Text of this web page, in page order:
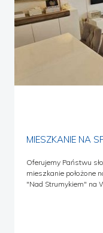
programu dla biur
MIESZKANIE NA
Oferujemy Państwu
mieszkanie położone
"Nad Strumykiem" na
wyłącznego